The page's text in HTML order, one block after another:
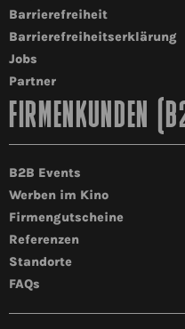
Barrierefreiheit
Barrierefreiheitserklärung
Jobs
Partner
FIRMENKUNDEN
B2B Events
Werben im Kino
Firmengutscheine
Referenzen
Standorte
FAQs